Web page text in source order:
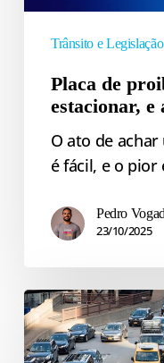
Trânsito e Legislação
Placa de
estacionar, e
O ato de achar
é fácil, e o
Pedro
23/10/2025
Como
o
Sistema